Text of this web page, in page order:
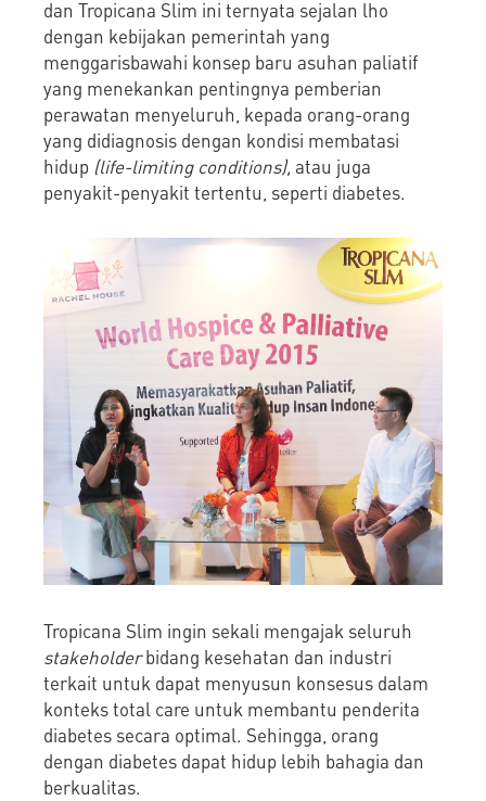
dan Tropicana Slim ini ternyata sejalan lho
dengan kebijakan pemerintah yang
menggarisbawahi konsep baru asuhan paliatif
yang menekankan pentingnya pemberian
perawatan menyeluruh, kepada orang-orang
yang didiagnosis dengan kondisi membatasi
hidup (life-limiting conditions), atau juga
penyakit-penyakit tertentu, seperti diabetes.
Tropicana Slim ingin sekali mengajak seluruh
stakeholderbidang kesehatan dan industri
terkait untuk dapat menyusun konsesus dalam
konteks total care untuk membantu penderita
diabetes secara optimal. Sehingga, orang
dengan diabetes dapat hidup lebih bahagia dan
berkualitas.